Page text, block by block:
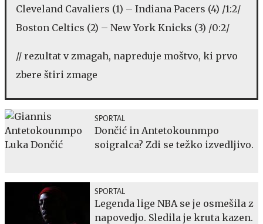
Cleveland Cavaliers (1) – Indiana Pacers (4) /1:2/
Boston Celtics (2) – New York Knicks (3) /0:2/
// rezultat v zmagah, napreduje moštvo, ki prvo
zbere štiri zmage
SPORTAL
Dončić in Antetokounmpo
soigralca? Zdi se težko izvedljivo.
SPORTAL
Legenda lige NBA se je osmešila z
napovedjo. Sledila je kruta kazen.